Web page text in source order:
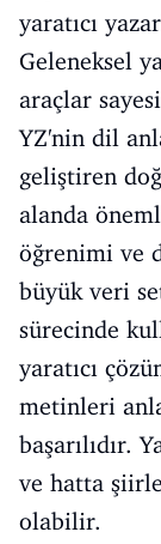
yaratıcı
Geleneksel
araçlar
YZ'nin dil
geliştiren
alanda
öğrenimi ve
büyük veri
sürecinde
yaratıcı
metinleri
başarılıdır.
ve hatta
olabilir.